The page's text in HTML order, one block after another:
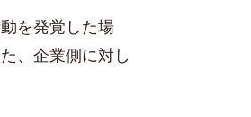
を発覚した場
、企業側に対し